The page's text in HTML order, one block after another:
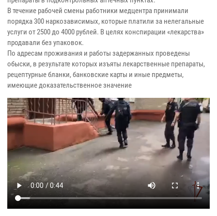
В течение рабочей смены работники медцентра принимали
порядка 300 наркозависимых, которые платили за нелегальные
услуги от 2500 до 4000 рублей. В целях конспирации «лекарства»
продавали без упаковок.
По адресам проживания и работы задержанных проведены
обыски, в результате которых изъяты лекарственные препараты,
рецептурные бланки, банковские карты и иные предметы,
имеющие доказательственное значение